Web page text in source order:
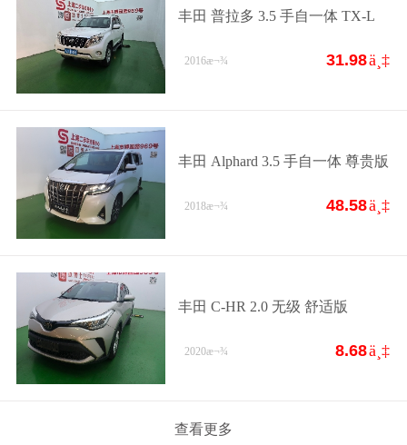
丰田 普拉多 3.5 手自一体 TX-L
31.98ä¸‡
2016æ¬¾
丰田 Alphard 3.5 手自一体 尊贵版
48.58ä¸‡
2018æ¬¾
丰田 C-HR 2.0 无级 舒适版
8.68ä¸‡
2020æ¬¾
查看更多